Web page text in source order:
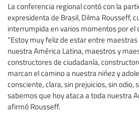
La conferencia regional contó con la
expresidenta de Brasil, Dilma Rousseff,
interrumpida en varios momentos por el
“Estoy muy feliz de estar entre
nuestra América Latina, maestros y
constructores de ciudadanía,
marcan el camino a nuestra niñez y
consciente, clara, sin prejuicios, sin odio,
sabemos que hoy ataca a toda nuestra
afirmó Rousseff.